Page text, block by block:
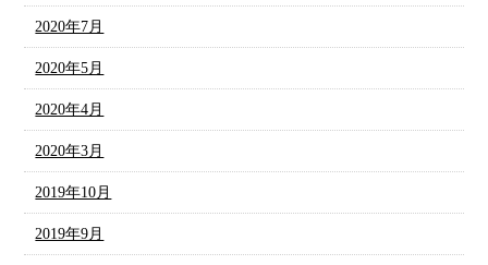
2020年7月
2020年5月
2020年4月
2020年3月
2019年10月
2019年9月